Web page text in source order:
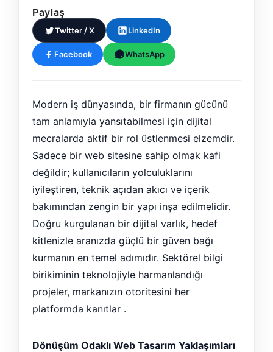
Paylaş
Twitter / X LinkedIn
Facebook WhatsApp
Modern iş dünyasında, bir firmanın gücünü
tam anlamıyla yansıtabilmesi için dijital
mecralarda aktif bir rol üstlenmesi elzemdir.
Sadece bir web sitesine sahip olmak kafi
değildir; kullanıcıların yolculuklarını
iyileştiren, teknik açıdan akıcı ve içerik
bakımından zengin bir yapı inşa edilmelidir.
Doğru kurgulanan bir dijital varlık, hedef
kitlenizle aranızda güçlü bir güven bağı
kurmanın en temel adımıdır. Sektörel bilgi
birikiminin teknolojiyle harmanlandığı
projeler, markanızın otoritesini her
platformda kanıtlar .
Dönüşüm Odaklı Web Tasarım Yaklaşımları